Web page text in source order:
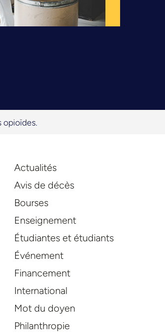
opioïdes.
Actualités
Avis de décès
Bourses
Enseignement
Étudiantes et étudiants
Événement
Financement
International
Mot du doyen
Philanthropie